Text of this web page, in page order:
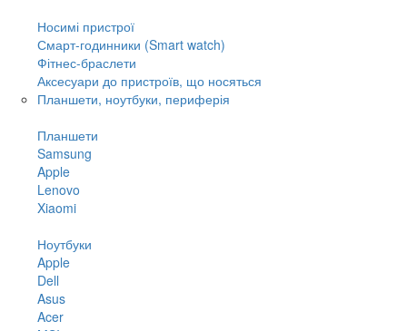
Носимі пристрої
Смарт-годинники (Smart watch)
Фітнес-браслети
Аксесуари до пристроїв, що носяться
Планшети, ноутбуки, периферія
Планшети
Samsung
Apple
Lenovo
Xiaomi
Ноутбуки
Apple
Dell
Asus
Acer